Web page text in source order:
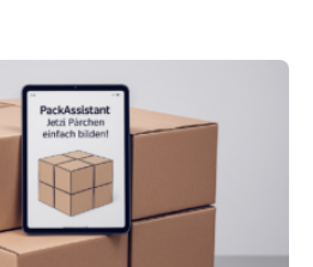
so sehr vereinfacht,
lässt sich auf alle
Eine Falzmaschine
echte Profis. Eine solche
Broschüren, Prospekte,
– mehrere Zehntausend
nach Maschinentyp und